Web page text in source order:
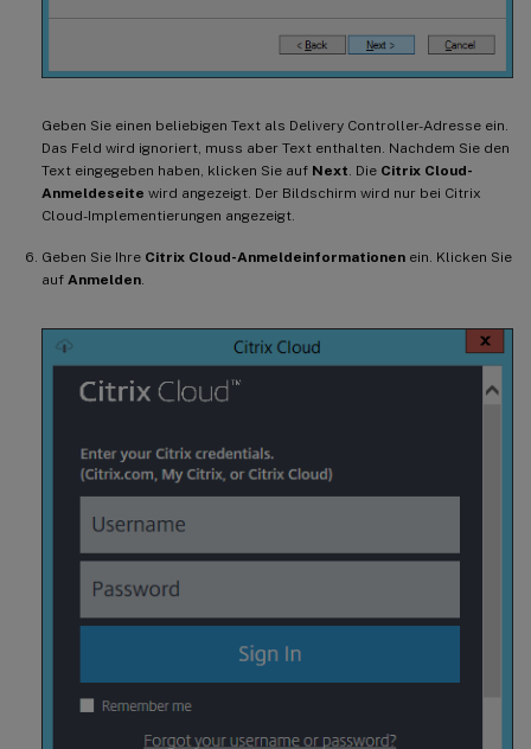
Geben Sie einen beliebigen Text als Delivery Controller-Adresse ein.
Das Feld wird ignoriert, muss aber Text enthalten. Nachdem Sie den
Text eingegeben haben, klicken Sie auf Next . Die Citrix Cloud-
Anmeldeseite wird angezeigt. Der Bildschirm wird nur bei Citrix
Cloud-Implementierungen angezeigt.
Geben Sie Ihre Citrix Cloud-Anmeldeinformationen ein. Klicken Sie
auf Anmelden